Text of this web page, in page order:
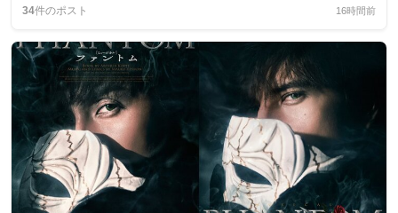
34件のポスト 16時間前